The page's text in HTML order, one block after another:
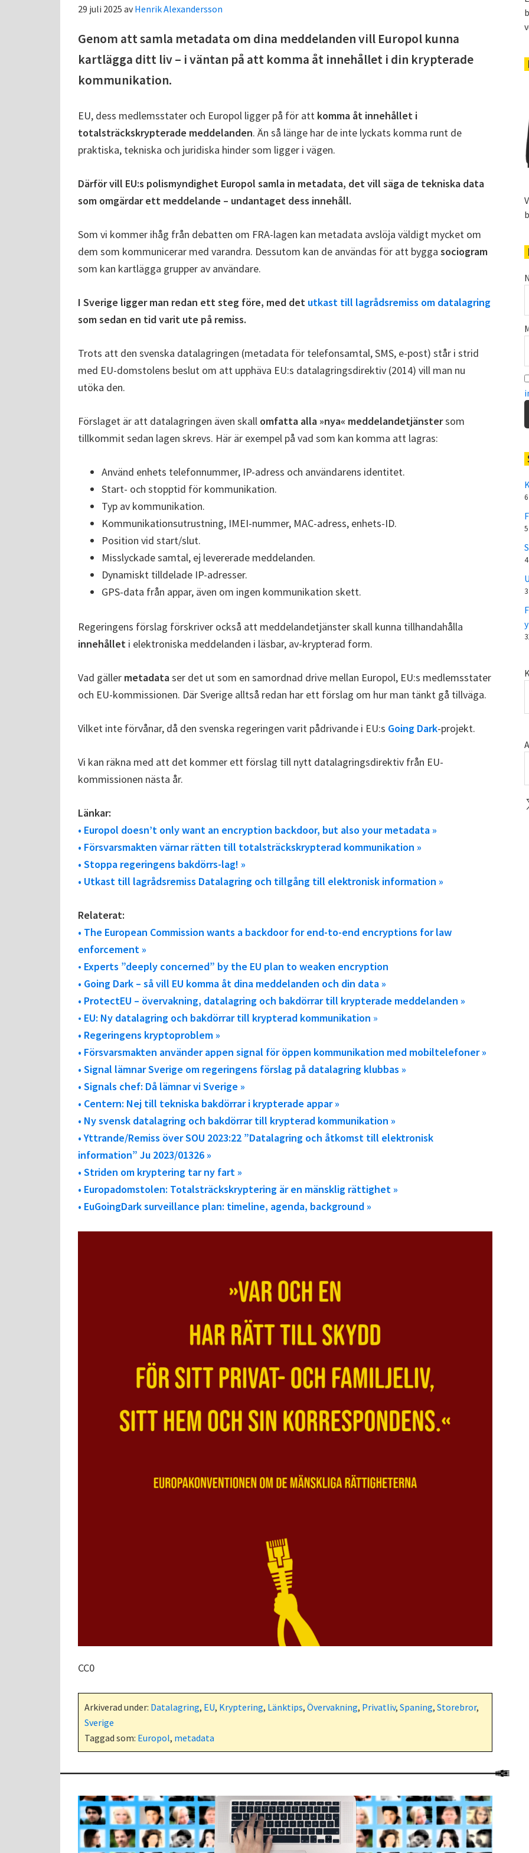
29 juli 2025 avHenrik Alexandersson
Genom att samla metadata om dina meddelanden vill Europol kunna
kartlägga ditt liv – i väntan på att komma åt innehållet i din krypterade
kommunikation.
EU, dess medlemsstater och Europol ligger på för att komma åt innehållet i
totalsträckskrypterade meddelanden. Än så länge har de inte lyckats komma runt de
praktiska, tekniska och juridiska hinder som ligger i vägen.
Därför vill EU:s polismyndighet Europol samla in metadata, det vill säga de tekniska data
som omgärdar ett meddelande – undantaget dess innehåll.
Som vi kommer ihåg från debatten om FRA-lagen kan metadata avslöja väldigt mycket om
dem som kommunicerar med varandra. Dessutom kan de användas för att bygga sociogram
som kan kartlägga grupper av användare.
I Sverige ligger man redan ett steg före, med det utkast till lagrådsremiss om datalagring
som sedan en tid varit ute på remiss.
Trots att den svenska datalagringen (metadata för telefonsamtal, SMS, e-post) står i strid
med EU-domstolens beslut om att upphäva EU:s datalagringsdirektiv (2014) vill man nu
utöka den.
Förslaget är att datalagringen även skall omfatta alla »nya« meddelandetjänstersom
tillkommit sedan lagen skrevs. Här är exempel på vad som kan komma att lagras:
Använd enhets telefonnummer, IP-adress och användarens identitet.
Start- och stopptid för kommunikation.
Typ av kommunikation.
Kommunikationsutrustning, IMEI-nummer, MAC-adress, enhets-ID.
Position vid start/slut.
Misslyckade samtal, ej levererade meddelanden.
Dynamiskt tilldelade IP-adresser.
GPS-data från appar, även om ingen kommunikation skett.
Regeringens förslag förskriver också att meddelandetjänster skall kunna tillhandahålla
innehållet i elektroniska meddelanden i läsbar, av-krypterad form.
Vad gäller metadataser det ut som en samordnad drive mellan Europol, EU:s medlemsstater
och EU-kommissionen. Där Sverige alltså redan har ett förslag om hur man tänkt gå tillväga.
Vilket inte förvånar, då den svenska regeringen varit pådrivande i EU:s Going Dark-projekt.
Vi kan räkna med att det kommer ett förslag till nytt datalagringsdirektiv från EU-
kommissionen nästa år.
Länkar:
• Europol doesn’t only want an encryption backdoor, but also your metadata »
• Försvarsmakten värnar rätten till totalsträckskrypterad kommunikation »
• Stoppa regeringens bakdörrs-lag! »
• Utkast till lagrådsremiss Datalagring och tillgång till elektronisk information »
Relaterat:
• The European Commission wants a backdoor for end-to-end encryptions for law
enforcement »
• Experts ”deeply concerned” by the EU plan to weaken encryption
• Going Dark – så vill EU komma åt dina meddelanden och din data »
• ProtectEU – övervakning, datalagring och bakdörrar till krypterade meddelanden »
• EU: Ny datalagring och bakdörrar till krypterad kommunikation »
• Regeringens kryptoproblem »
• Försvarsmakten använder appen signal för öppen kommunikation med mobiltelefoner »
• Signal lämnar Sverige om regeringens förslag på datalagring klubbas »
• Signals chef: Då lämnar vi Sverige »
• Centern: Nej till tekniska bakdörrar i krypterade appar »
• Ny svensk datalagring och bakdörrar till krypterad kommunikation »
• Yttrande/Remiss över SOU 2023:22 ”Datalagring och åtkomst till elektronisk
information” Ju 2023/01326 »
• Striden om kryptering tar ny fart »
• Europadomstolen: Totalsträckskryptering är en mänsklig rättighet »
• EuGoingDark surveillance plan: timeline, agenda, background »
CC0
Arkiverad under: Datalagring, EU, Kryptering, Länktips, Övervakning, Privatliv, Spaning, Storebror,
Sverige
Taggad som: Europol, metadata